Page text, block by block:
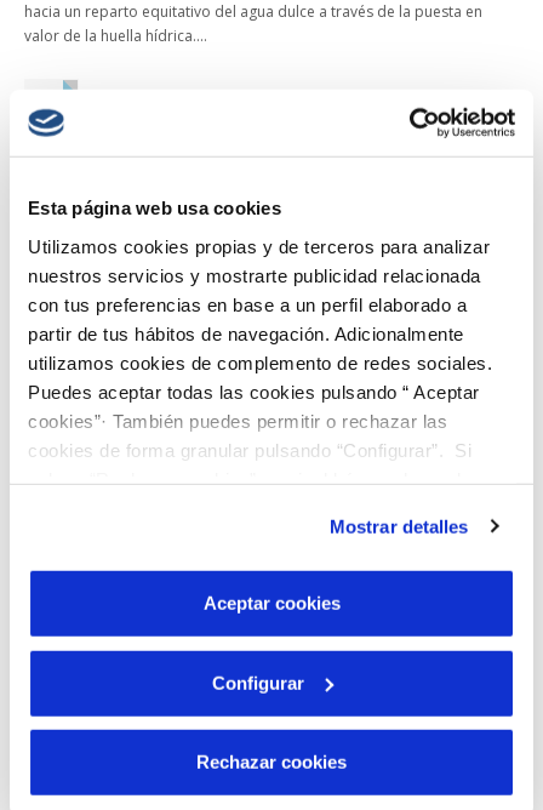
Esta página web usa cookies
Utilizamos cookies propias y de terceros para analizar
nuestros servicios y mostrarte publicidad relacionada
con tus preferencias en base a un perfil elaborado a
partir de tus hábitos de navegación. Adicionalmente
utilizamos cookies de complemento de redes sociales.
Puedes aceptar todas las cookies pulsando “ Aceptar
cookies”· También puedes permitir o rechazar las
cookies de forma granular pulsando “Configurar”. Si
son indispensables para que el sitio web funcione y que
por tanto no se pueden desactivar. Puedes consultar
más información en nuestraPolítica de Cookies
Mostrar detalles
Aceptar cookies
Configurar
Rechazar cookies
hacia un reparto equitativo del agua dulce a través de la puesta en
valor de la huella hídrica....
Entrevistas / Comentarios desactivadosen Entrevista a Ruth
Entrevista al Dr. Arjen Hoekstra, creador del concepto
Univerdidad de Twente y es el creador del concepto de huella
hídrica. El pasado 18 de febrero, en el marco de la jornada "Huella